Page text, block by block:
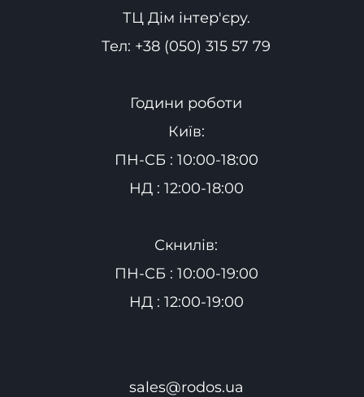
ТЦ Дім інтер'єру.
Тел: +38 (050) 315 57 79
Години роботи
Київ:
ПН-СБ : 10:00-18:00
НД : 12:00-18:00
Скнилів:
ПН-СБ : 10:00-19:00
НД : 12:00-19:00
sales@rodos.ua